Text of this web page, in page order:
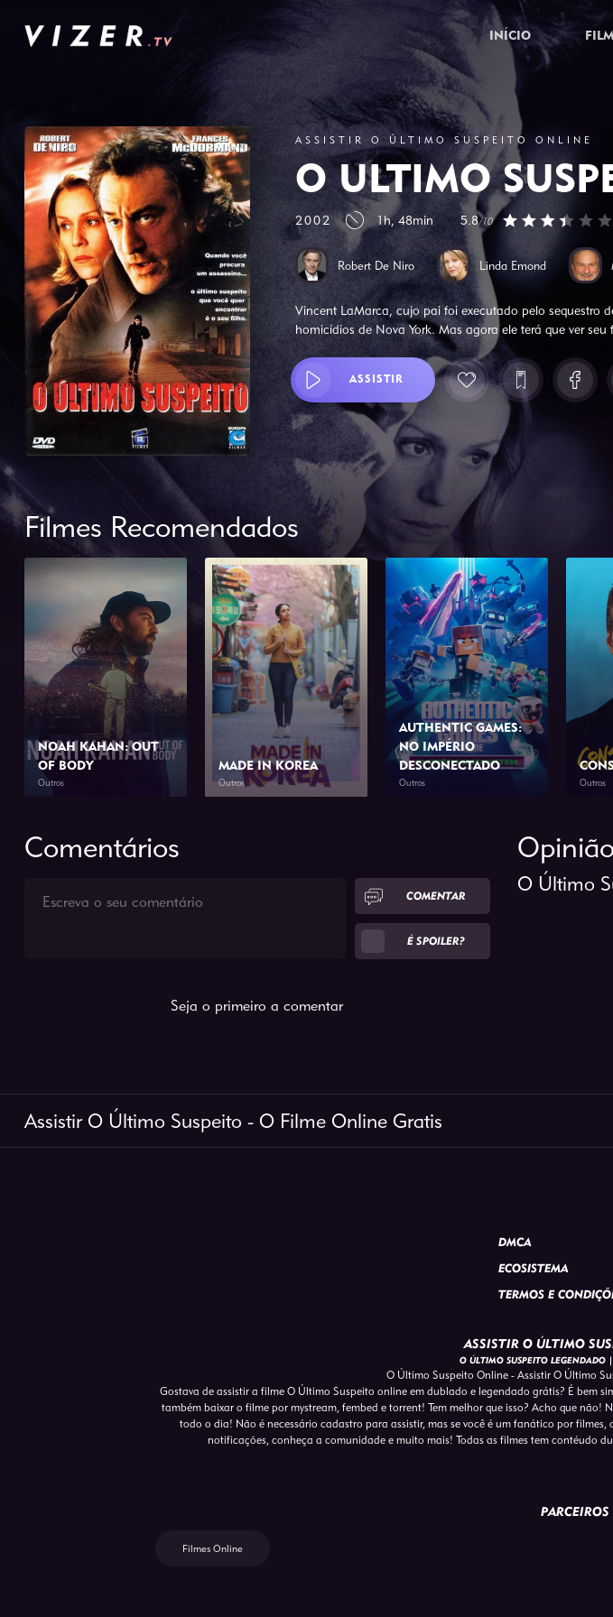
INÍCIO
ASSISTIR O ÚLTIMO SUSPEITO ONLINE
O ÚLTIMO
2002 1h, 48min 5.8/10
Robert De Niro Linda Emond
Vincent LaMarca, cujo pai foi executado pelo sequestro
homicídios de Nova York. Mas agora ele terá que ver
ASSISTIR
Filmes Recomendados
NOAH KAHAN: OUT
OF BODY
Outros
MADE IN KOREA
Outros
AUTHENTIC GAMES:
NO IMPÉRIO
DESCONECTADO
Outros Outros
Comentários
COMENTAR
É SPOILER?
Seja o primeiro a comentar
O Último
Assistir O Último Suspeito - O Filme Online Gratis
DMCA
ECOSISTEMA
TERMOS E
ASSISTIR O ÚLTIMO
O ÚLTIMO SUSPEITO
O Último Suspeito Online - Assistir O Último
Gostava de assistir a filme O Último Suspeito online em dublado e legendado grátis? É bem
também baixar o filme por mystream, fembed e torrent! Tem melhor que isso? Acho que
todo o dia! Não é necessário cadastro para assistir, mas se você é um fanático por
notificações, conheça a comunidade e muito mais! Todas as filmes tem contéudo
Filmes Online